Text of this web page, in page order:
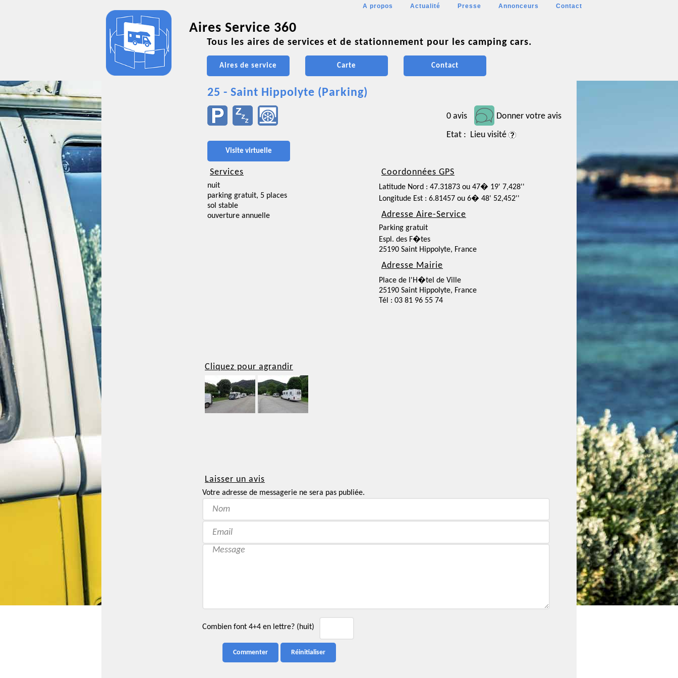
A propos Actualité Presse Annonceurs Contact
Aires Service 360
Tous les aires de services et de stationnement pour les camping cars.
Aires de service Carte Contact
25 - Saint Hippolyte (Parking)
0 avis
Donner votre avis
Etat : Lieu visité
Visite virtuelle
Services
nuit
parking gratuit, 5 places
sol stable
ouverture annuelle
Coordonnées GPS
Latitude Nord : 47.31873 ou 47� 19' 7,428''
Longitude Est : 6.81457 ou 6� 48' 52,452''
Adresse Aire-Service
Parking gratuit
Espl. des F�tes
25190 Saint Hippolyte, France
Adresse Mairie
Place de l'H�tel de Ville
25190 Saint Hippolyte, France
Tél : 03 81 96 55 74
Cliquez pour agrandir
Laisser un avis
Votre adresse de messagerie ne sera pas publiée.
Combien font 4+4 en lettre? (huit)